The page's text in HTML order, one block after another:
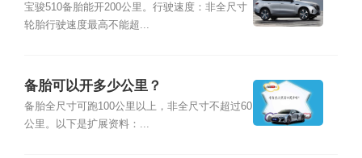
宝骏510备胎能开200公里。行驶速度：非全尺寸
轮胎行驶速度最高不能超...
备胎可以开多少公里？
备胎全尺寸可跑100公里以上，非全尺寸不超过60
公里。以下是扩展资料：...